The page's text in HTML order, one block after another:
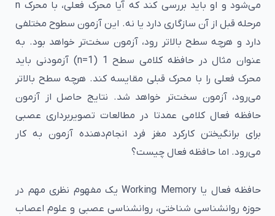
می‌شود و او باید بررسی کند که آیا محرک فعلی، با محرک n
مرحله قبل از آن سازگاری دارد یا نه. این آزمون سطوح مختلفی
دارد و هرچه سطح بالاتر رود، آزمون سخت‌تر خواهد بود. به
عنوان مثال در حافظه کلامی سطح 1 (n=1) آزمودنی باید
محرک فعلی را با محرک قبلی مقایسه کند. هرچه سطح بالاتر
می‌رود، آزمون سخت‌تر خواهد شد. نتایج حاصل از آزمون
حافظه فعال کلامی عمدتا در مطالعات تصویربرداری عصبی
برای برانگیختن کارکرد مغز فرد انجام‌دهنده آزمون به کار
می‌رود. اما حافظه فعال چیست؟
حافظه فعال یا Working Memory یک مفهوم نظری مهم در
حوزه روانشناسی شناختی، روانشناسی عصبی و علوم اعصاب